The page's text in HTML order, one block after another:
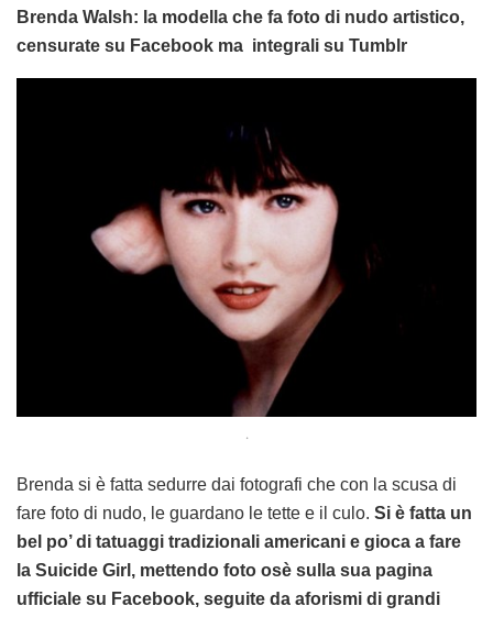
Brenda Walsh: la modella che fa foto di nudo artistico,
censurate su Facebook ma integrali su Tumblr
.
Brenda si è fatta sedurre dai fotografi che con la scusa di
fare foto di nudo, le guardano le tette e il culo. Si è fatta un
bel po’ di tatuaggi tradizionali americani e gioca a fare
la Suicide Girl, mettendo foto osè sulla sua pagina
ufficiale su Facebook, seguite da aforismi di grandi